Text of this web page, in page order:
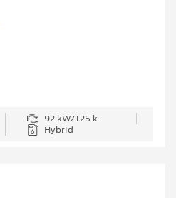
92 kW/125 k
Hybrid